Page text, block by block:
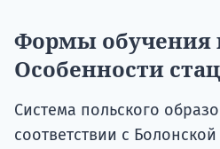
Формы обучения
Особенности
Система польского
соответствии с